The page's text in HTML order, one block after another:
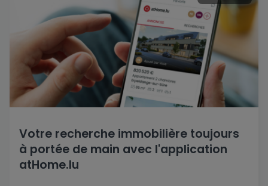
Votre recherche immobilière toujours
à portée de main avec l'application
atHome.lu